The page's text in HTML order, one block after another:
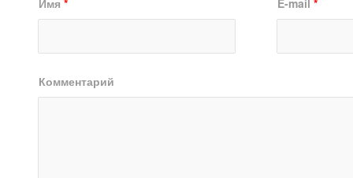
Имя * E-mail *
Комментарий